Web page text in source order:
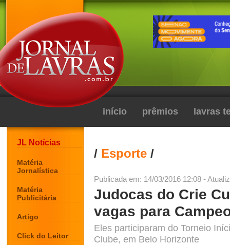
início prêmios lavras
JL Notícias
Matéria
Jornalística
Matéria
Publicitária
Artigo
Click do Leitor
/ Esporte /
Publicada em: 14/03/2016 12:08 -
Judocas do Crie
vagas para
Eles participaram do Torneio
Clube, em Belo Horizonte